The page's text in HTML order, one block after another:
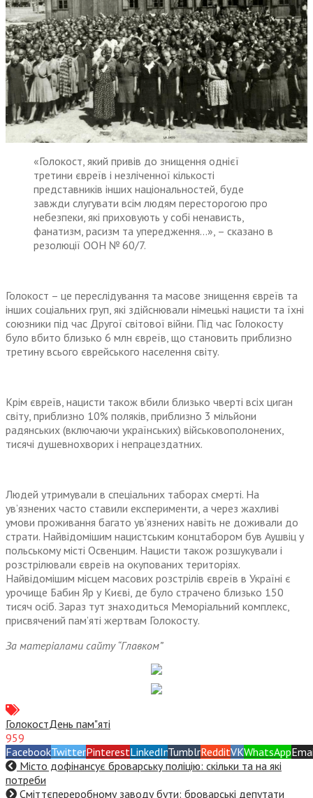
«Голокост, який привів до знищення однієї
третини євреїв і незліченної кількості
представників інших національностей, буде
завжди слугувати всім людям пересторогою про
небезпеки, які приховують у собі ненависть,
фанатизм, расизм та упередження…», – сказано в
резолюції ООН № 60/7.
Голокост – це переслідування та масове знищення євреїв та
інших соціальних груп, які здійснювали німецькі нацисти та їхні
союзники під час Другої світової війни. Під час Голокосту
було вбито близько 6 млн євреїв, що становить приблизно
третину всього єврейського населення світу.
Крім євреїв, нацисти також вбили близько чверті всіх циган
світу, приблизно 10% поляків, приблизно 3 мільйони
радянських (включаючи українських) військовополонених,
тисячі душевнохворих і непрацездатних.
Людей утримували в спеціальних таборах смерті. На
ув’язнених часто ставили експерименти, а через жахливі
умови проживання багато ув’язнених навіть не доживали до
страти. Найвідомішим нацистським концтабором був Аушвіц у
польському місті Освенцим. Нацисти також розшукували і
розстрілювали євреїв на окупованих територіях.
Найвідомішим місцем масових розстрілів євреїв в Україні є
урочище Бабин Яр у Києві, де було страчено близько 150
тисяч осіб. Зараз тут знаходиться Меморіальний комплекс,
присвячений пам’яті жертвам Голокосту.
За матеріалами сайту “Главком”
ГолокостДень пам"яті
959
FacebookTwitterPinterestLinkedInTumblrRedditVKWhatsApp
Місто дофінансує броварську поліцію: скільки та на які
потреби
Сміттєпереробному заводу бути: броварські депутати